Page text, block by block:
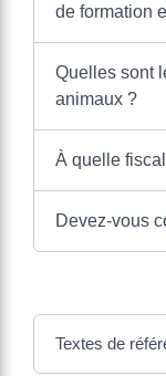
de formation
Quelles sont
animaux ?
À quelle
Devez-vous
Textes de